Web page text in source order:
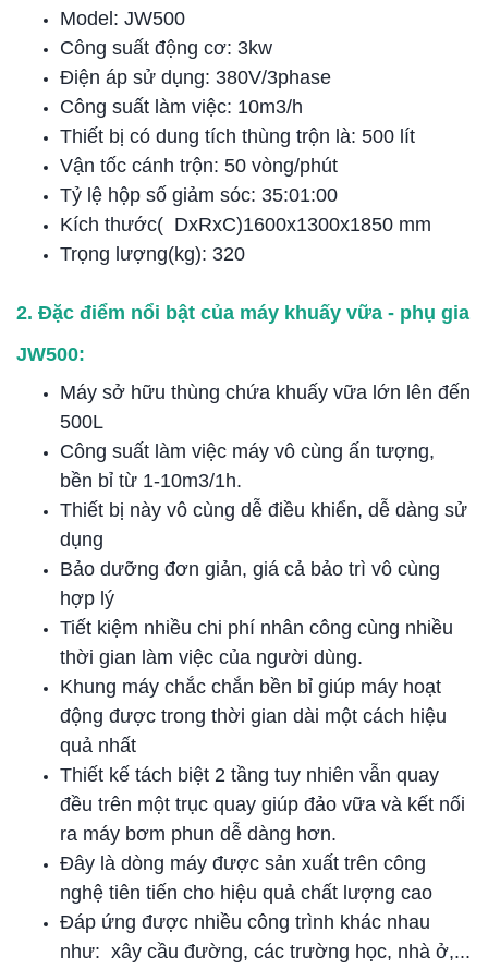
Model: JW500
Công suất động cơ: 3kw
Điện áp sử dụng: 380V/3phase
Công suất làm việc: 10m3/h
Thiết bị có dung tích thùng trộn là: 500 lít
Vận tốc cánh trộn: 50 vòng/phút
Tỷ lệ hộp số giảm sóc: 35:01:00
Kích thước( DxRxC)1600x1300x1850 mm
Trọng lượng(kg): 320
2. Đặc điểm nổi bật của máy khuấy vữa - phụ gia
JW500:
Máy sở hữu thùng chứa khuấy vữa lớn lên đến
500L
Công suất làm việc máy vô cùng ấn tượng,
bền bỉ từ 1-10m3/1h.
Thiết bị này vô cùng dễ điều khiển, dễ dàng sử
dụng
Bảo dưỡng đơn giản, giá cả bảo trì vô cùng
hợp lý
Tiết kiệm nhiều chi phí nhân công cùng nhiều
thời gian làm việc của người dùng.
Khung máy chắc chắn bền bỉ giúp máy hoạt
động được trong thời gian dài một cách hiệu
quả nhất
Thiết kế tách biệt 2 tầng tuy nhiên vẫn quay
đều trên một trục quay giúp đảo vữa và kết nối
ra máy bơm phun dễ dàng hơn.
Đây là dòng máy được sản xuất trên công
nghệ tiên tiến cho hiệu quả chất lượng cao
Đáp ứng được nhiều công trình khác nhau
như: xây cầu đường, các trường học, nhà ở,...